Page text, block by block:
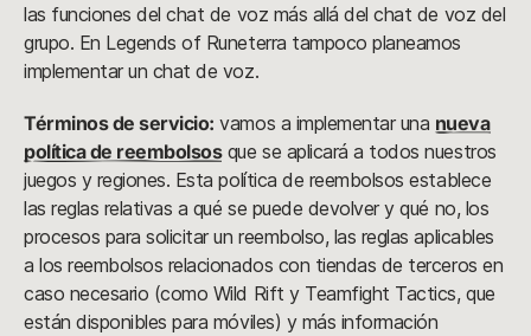
las funciones del chat de voz más allá del chat de voz del
grupo. En Legends of Runeterra tampoco planeamos
implementar un chat de voz.
Términos de servicio: vamos a implementar una nueva
política de reembolsosque se aplicará a todos nuestros
juegos y regiones. Esta política de reembolsos establece
las reglas relativas a qué se puede devolver y qué no, los
procesos para solicitar un reembolso, las reglas aplicables
a los reembolsos relacionados con tiendas de terceros en
caso necesario (como Wild Rift y Teamfight Tactics, que
están disponibles para móviles) y más información